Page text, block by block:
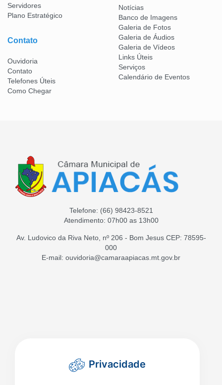
Servidores
Plano Estratégico
Contato
Ouvidoria
Contato
Telefones Úteis
Como Chegar
Notícias
Banco de Imagens
Galeria de Fotos
Galeria de Áudios
Galeria de Vídeos
Links Úteis
Serviços
Calendário de Eventos
Telefone: (66) 98423-8521
Atendimento: 07h00 as 13h00
Av. Ludovico da Riva Neto, nº 206 - Bom Jesus CEP: 78595-
000
E-mail: ouvidoria@camaraapiacas.mt.gov.br
Privacidade